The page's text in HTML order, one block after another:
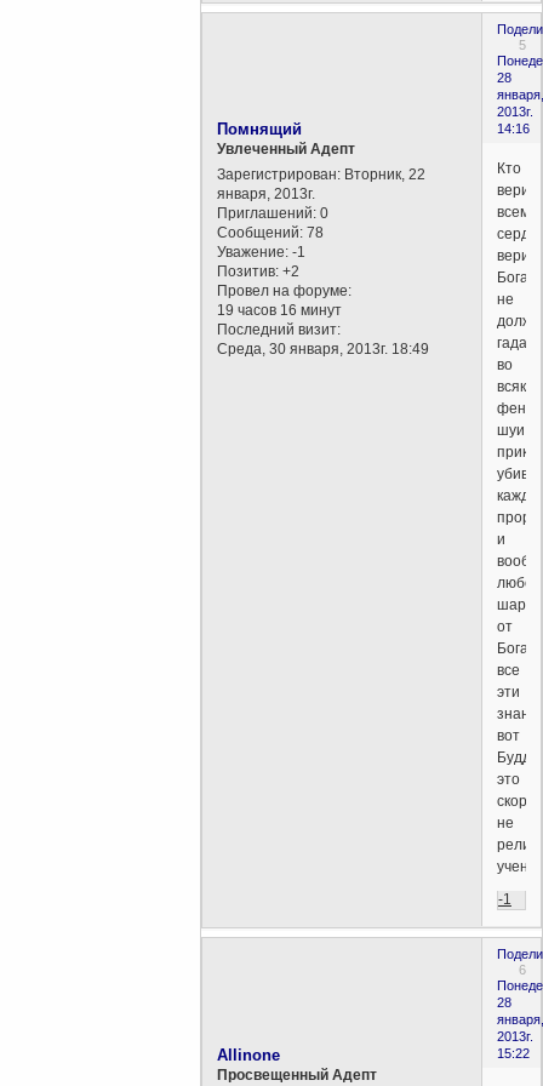
5
28
января,
2013г.
14:16
Помнящий
Увлеченный Адепт
Зарегистрирован: Вторник, 22
января, 2013г.
Приглашений: 0
Сообщений: 78
Уважение: -1
Позитив: +2
Провел на форуме:
19 часов 16 минут
Последний визит:
Среда, 30 января, 2013г. 18:49
Кто
верит
всем
верит
не
во
всякие
фен-
и
от
Бога
все
эти
вот
это
скорее
не
-1
6
28
января,
2013г.
15:22
Allinone
Просвещенный Адепт